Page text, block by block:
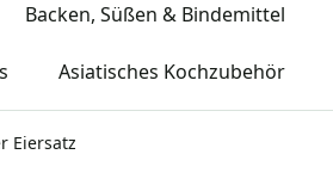
Backen, Süßen & Bindemittel
Asiatisches Kochzubehör
Eiersatz